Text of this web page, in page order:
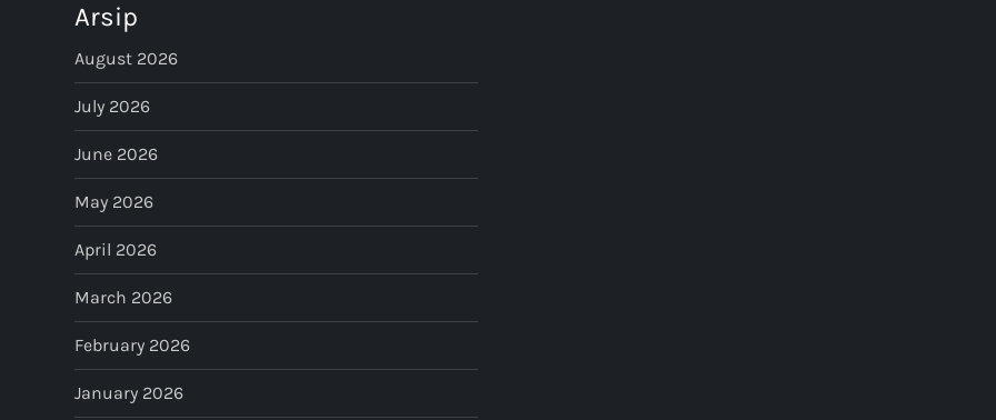
a
v
i
g
a
t
i
o
Arsip
August 2026
July 2026
June 2026
May 2026
April 2026
March 2026
February 2026
January 2026